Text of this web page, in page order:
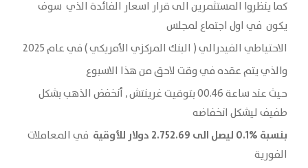
كما ينظروا المستثمرين الى قرار اسعار الفائدة الذي سوف
يكون في اول اجتماع لمجلس
الاحتياطي الفيدرالي ( البنك المركزي الأمريكي ) في عام 2025
والذي يتم عقده في وقت لاحق من هذا الاسبوع
حيث عند ساعة 00.46 بتوقيت غرينتش , أنخفض الذهب بشكل
طفيف ليشكل انخفاضه
بنسبة %0.1 ليصل الى 2.752.69 دولار للأوقية
في المعاملات
الفورية